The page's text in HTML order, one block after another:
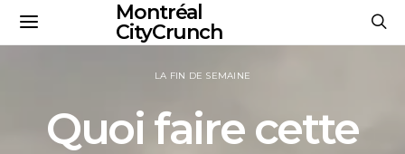
Montréal
CityCrunch
LA FIN DE SEMAINE
Quoi faire cette